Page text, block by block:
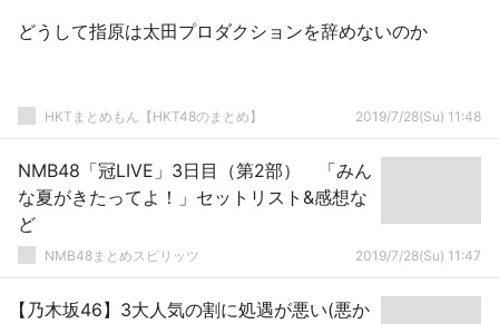
どうして指原は太田プロダクションを辞めないのか
HKTまとめもん【HKT48のまとめ】 2019/7/28(Su) 11:48
NMB48「冠LIVE」3日目（第2部） 「みん
な夏がきたってよ！」セットリスト&感想な
ど
NMB48まとめスピリッツ 2019/7/28(Su) 11:47
【乃木坂46】3大人気の割に処遇が悪い(悪か